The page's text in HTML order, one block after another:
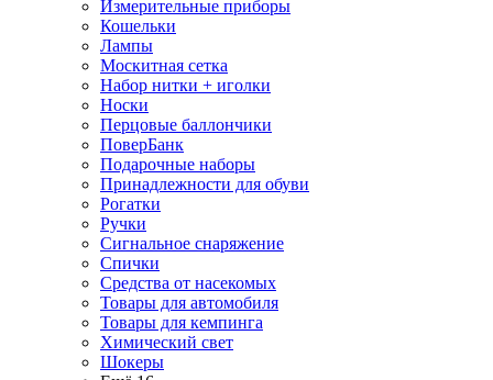
Измерительные приборы
Кошельки
Лампы
Москитная сетка
Набор нитки + иголки
Носки
Перцовые баллончики
ПоверБанк
Подарочные наборы
Принадлежности для обуви
Рогатки
Ручки
Сигнальное снаряжение
Спички
Средства от насекомых
Товары для автомобиля
Товары для кемпинга
Химический свет
Шокеры